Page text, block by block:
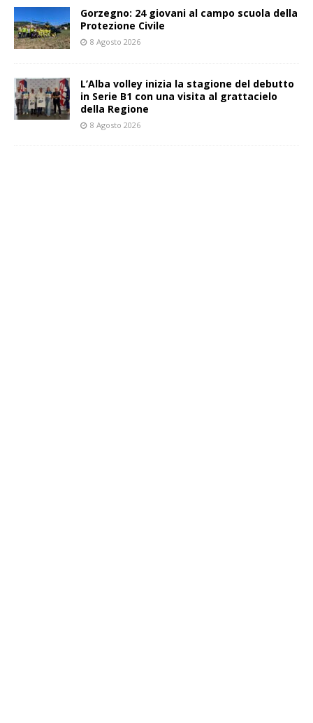
Gorzegno: 24 giovani al campo scuola della
Protezione Civile
8 Agosto 2026
L’Alba volley inizia la stagione del debutto
in Serie B1 con una visita al grattacielo
della Regione
8 Agosto 2026